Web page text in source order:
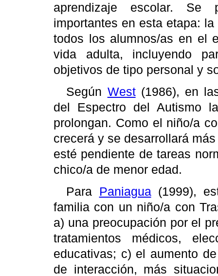
aprendizaje escolar. Se
importantes en esta etapa:
todos los alumnos/as en el
vida adulta, incluyendo
objetivos de tipo personal y
Según West(1986), en
del Espectro del Autismo
prolongan. Como el niño/a
crecerá y se desarrollará
esté pendiente de tareas
chico/a de menor edad.
Para Paniagua(1999),
familia con un niño/a con
a) una preocupación por el
tratamientos médicos,
educativas; c) el aumento
de interacción, más